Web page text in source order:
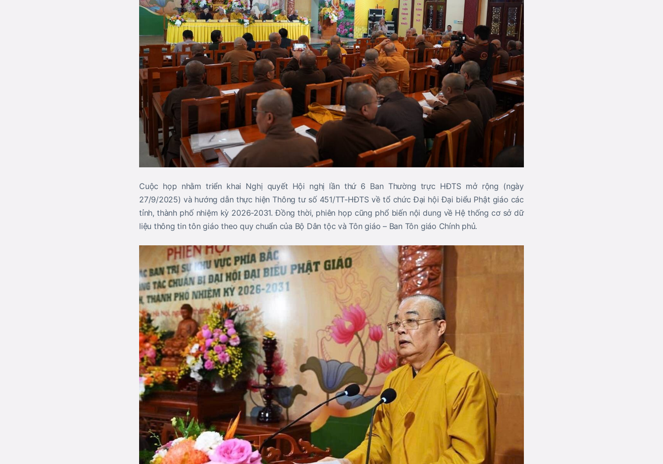
Cuộc họp nhằm triển khai Nghị quyết Hội nghị lần thứ 6 Ban Thường trực HĐTS mở rộng (ngày
27/9/2025) và hướng dẫn thực hiện Thông tư số 451/TT-HĐTS về tổ chức Đại hội Đại biểu Phật giáo các
tỉnh, thành phố nhiệm kỳ 2026-2031. Đồng thời, phiên họp cũng phổ biến nội dung về Hệ thống cơ sở dữ
liệu thông tin tôn giáo theo quy chuẩn của Bộ Dân tộc và Tôn giáo – Ban Tôn giáo Chính phủ.